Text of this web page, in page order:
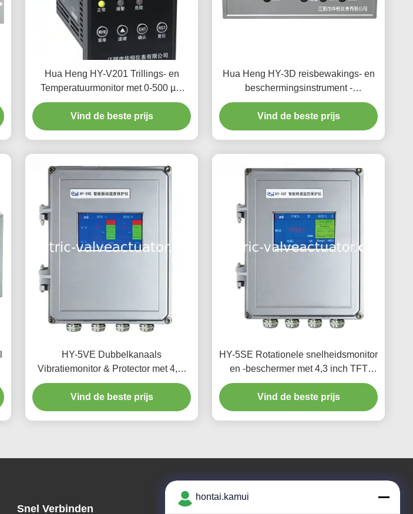
Hua Heng HY-V201 Trillings- en
Temperatuurmonitor met 0-500 µm
Amplitude 4-20mA Stroomuitgang en
LED-display voor Industrieel Gebruik
Vind de beste prijs
Hua Heng HY-3D reisbewakings- en
beschermingsinstrument -
Verplaatsingsbewaking en
limietbescherming van industriële
apparatuur
Vind de beste prijs
HY-5VE Dubbelkanaals
Vibratiemonitor & Protector met 4,3-
inch TFT LCD Touchscreen en IP56
Waterdichte Behuizing voor Turbines
Vind de beste prijs
HY-5SE Rotationele snelheidsmonitor
en -beschermer met 4,3 inch TFT
LCD touchscreen, RS485-
communicatie en IP56 waterdichte
behuizing
Vind de beste prijs
Snel Verbinden Ons adres
hontai.kamui